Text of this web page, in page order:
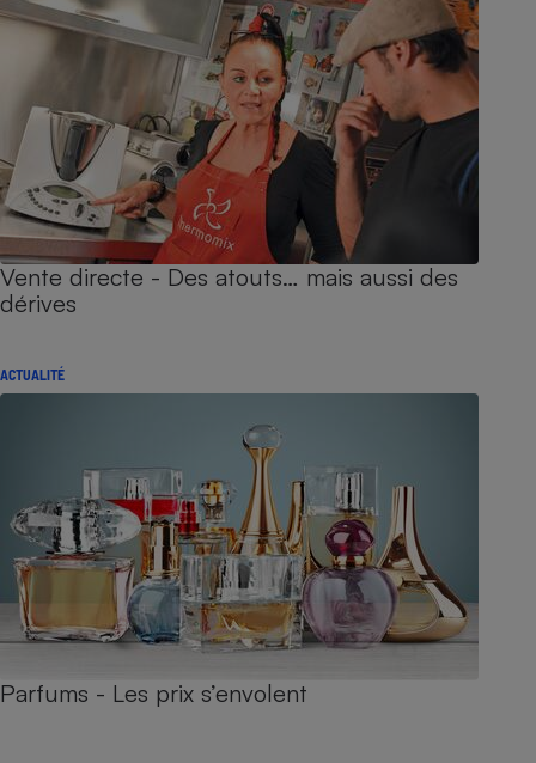
Vente directe - Des atouts… mais aussi des
dérives
ACTUALITÉ
Parfums - Les prix s’envolent